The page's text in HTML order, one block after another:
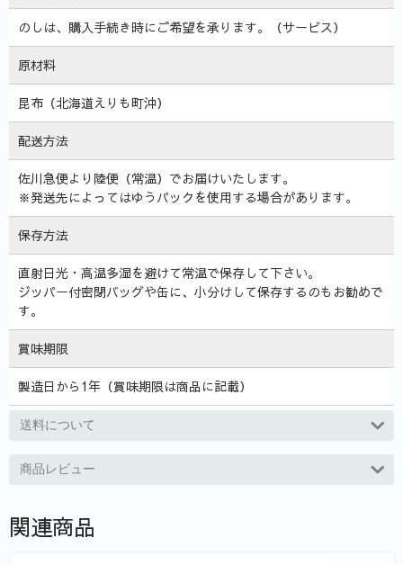
のしは、購入手続き時にご希望を承ります。（サービス）
原材料
昆布（北海道えりも町沖）
配送方法
佐川急便より陸便（常温）でお届けいたします。
※発送先によってはゆうパックを使用する場合があります。
保存方法
直射日光・高温多湿を避けて常温で保存して下さい。
ジッパー付密閉バッグや缶に、小分けして保存するのもお勧めで
す。
賞味期限
製造日から1年（賞味期限は商品に記載）
送料について
商品レビュー
関連商品